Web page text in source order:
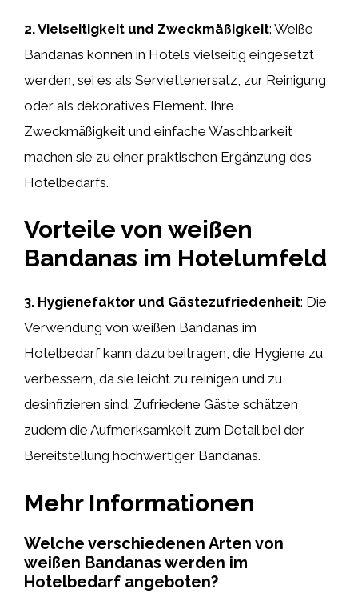
2. Vielseitigkeit und Zweckmäßigkeit: Weiße
Bandanas können in Hotels vielseitig eingesetzt
werden, sei es als Serviettenersatz, zur Reinigung
oder als dekoratives Element. Ihre
Zweckmäßigkeit und einfache Waschbarkeit
machen sie zu einer praktischen Ergänzung des
Hotelbedarfs.
Vorteile von weißen
Bandanas im Hotelumfeld
3. Hygienefaktor und Gästezufriedenheit: Die
Verwendung von weißen Bandanas im
Hotelbedarf kann dazu beitragen, die Hygiene zu
verbessern, da sie leicht zu reinigen und zu
desinfizieren sind. Zufriedene Gäste schätzen
zudem die Aufmerksamkeit zum Detail bei der
Bereitstellung hochwertiger Bandanas.
Mehr Informationen
Welche verschiedenen Arten von
weißen Bandanas werden im
Hotelbedarf angeboten?